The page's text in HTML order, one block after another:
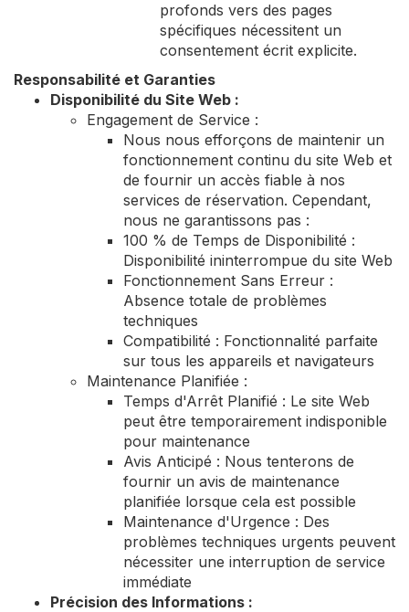
profonds vers des pages
spécifiques nécessitent un
consentement écrit explicite.
Responsabilité et Garanties
Disponibilité du Site Web :
Engagement de Service :
Nous nous efforçons de maintenir un
fonctionnement continu du site Web et
de fournir un accès fiable à nos
services de réservation. Cependant,
nous ne garantissons pas :
100 % de Temps de Disponibilité :
Disponibilité ininterrompue du site Web
Fonctionnement Sans Erreur :
Absence totale de problèmes
techniques
Compatibilité : Fonctionnalité parfaite
sur tous les appareils et navigateurs
Maintenance Planifiée :
Temps d'Arrêt Planifié : Le site Web
peut être temporairement indisponible
pour maintenance
Avis Anticipé : Nous tenterons de
fournir un avis de maintenance
planifiée lorsque cela est possible
Maintenance d'Urgence : Des
problèmes techniques urgents peuvent
nécessiter une interruption de service
immédiate
Précision des Informations :